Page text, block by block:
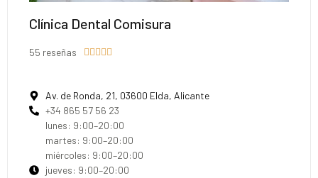
Clínica Dental Comisura
55 reseñas     
Av. de Ronda, 21, 03600 Elda, Alicante
+34 865 57 56 23
lunes: 9:00–20:00
martes: 9:00–20:00
miércoles: 9:00–20:00
jueves: 9:00–20:00